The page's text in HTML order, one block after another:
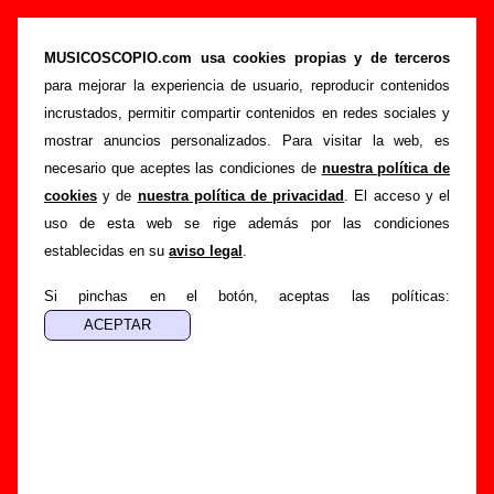
MUSICOSCOPIO.com usa cookies propias y de terceros
para mejorar la experiencia de usuario, reproducir contenidos
incrustados, permitir compartir contenidos en redes sociales y
mostrar anuncios personalizados. Para visitar la web, es
necesario que aceptes las condiciones de nuestra política de
cookies y de nuestra política de privacidad . El acceso y el
uso de esta web se rige además por las condiciones
establecidas en su aviso legal .
Si pinchas en el botón, aceptas las políticas:
Un Pingüino En Mi Ascensor - Añadir o
corregir información
Portada >Un Pingüino En Mi Ascensor >Añadir
Si tienes información adicional, puedes enviar nueva
información o corregir la existente mediante el siguiente
formulario o escribiendo un e-mail a
guialven@musicoscopio.com
.
Gracias por tu
colaboración.
Nombre